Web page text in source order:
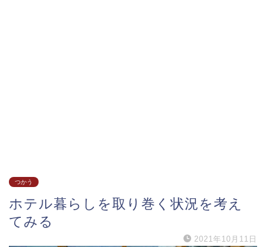
つかう
ホテル暮らしを取り巻く状況を考え
てみる
2021年10月11日